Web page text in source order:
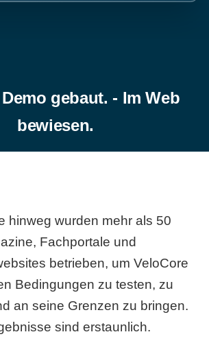
gebaut. - Im Web
bewiesen.
hinweg wurden mehr als 50
Fachportale und
betrieben, um VeloCore
Bedingungen zu testen, zu
an seine Grenzen zu bringen.
sind erstaunlich.